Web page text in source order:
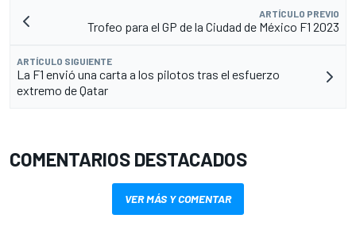
ARTÍCULO PREVIO
Trofeo para el GP de la Ciudad de México F1 2023
ARTÍCULO SIGUIENTE
La F1 envió una carta a los pilotos tras el esfuerzo
extremo de Qatar
COMENTARIOS DESTACADOS
VER MÁS Y COMENTAR